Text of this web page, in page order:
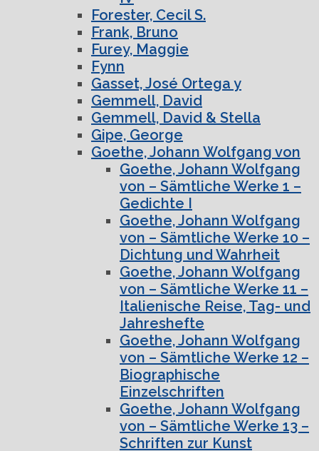
Forester, Cecil S.
Frank, Bruno
Furey, Maggie
Fynn
Gasset, José Ortega y
Gemmell, David
Gemmell, David & Stella
Gipe, George
Goethe, Johann Wolfgang von
Goethe, Johann Wolfgang
von – Sämtliche Werke 1 –
Gedichte I
Goethe, Johann Wolfgang
von – Sämtliche Werke 10 –
Dichtung und Wahrheit
Goethe, Johann Wolfgang
von – Sämtliche Werke 11 –
Italienische Reise, Tag- und
Jahreshefte
Goethe, Johann Wolfgang
von – Sämtliche Werke 12 –
Biographische
Einzelschriften
Goethe, Johann Wolfgang
von – Sämtliche Werke 13 –
Schriften zur Kunst